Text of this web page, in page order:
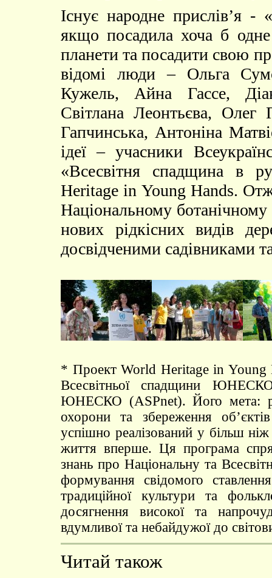
Існує народне прислів’я
якщо посадила хоча б
планети та посадити свою
відомі люди – Ольга
Кужель, Айна Гассе,
Світлана Леонтьєва, Олег
Гапчинська, Антоніна
ідеї – учасники
«Всесвітня спадщина в
Heritage in Young Hands.
Національному
нових рідкісних видів
досвідченими садівниками
* Проект World Heritage in Young
Всесвітньої спадщини
ЮНЕСКО (ASPnet). Його мета:
охорони та збереження
успішно реалізований у більш
життя вперше. Ця програма
знань про Національну та
формування свідомого
традиційної культури та
досягнення високої та
вдумливої та небайдужої до
Читай також